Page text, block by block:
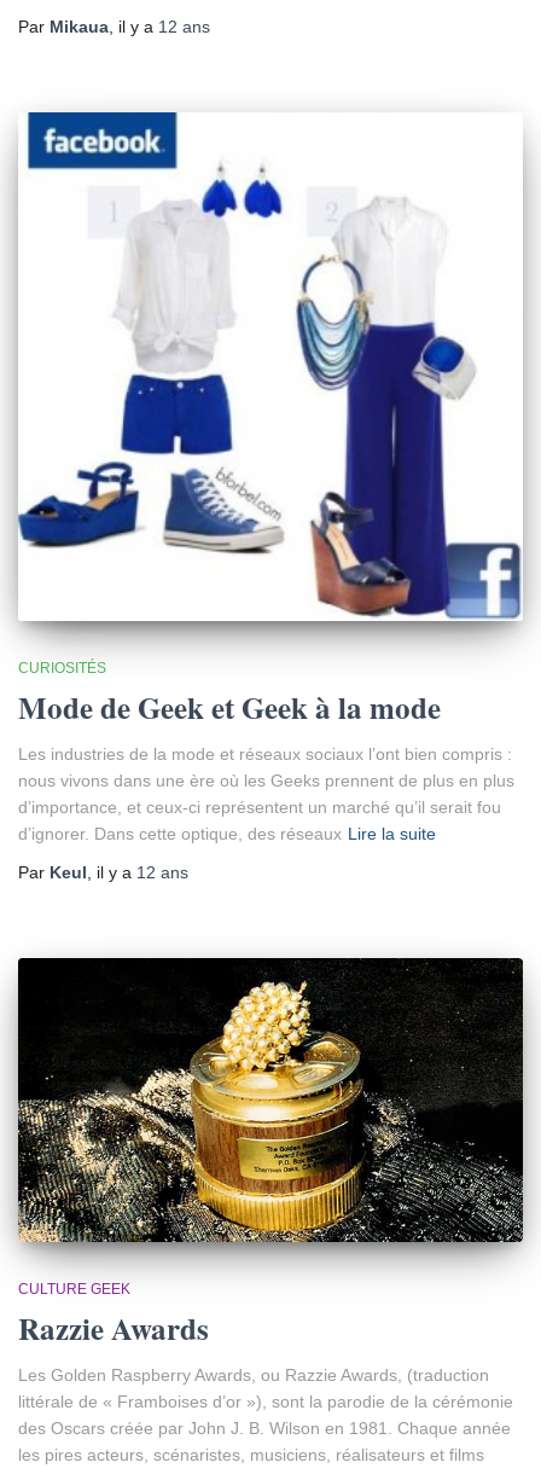
Par Mikaua , il y a 12 ans
CURIOSITÉS
Mode de Geek et Geek à la mode
Les industries de la mode et réseaux sociaux l’ont bien compris :
nous vivons dans une ère où les Geeks prennent de plus en plus
d’importance, et ceux-ci représentent un marché qu’il serait fou
d’ignorer. Dans cette optique, des réseaux Lire la suite
Par Keul , il y a 12 ans
CULTURE GEEK
Razzie Awards
Les Golden Raspberry Awards, ou Razzie Awards, (traduction
littérale de « Framboises d’or »), sont la parodie de la cérémonie
des Oscars créée par John J. B. Wilson en 1981. Chaque année
les pires acteurs, scénaristes, musiciens, réalisateurs et films